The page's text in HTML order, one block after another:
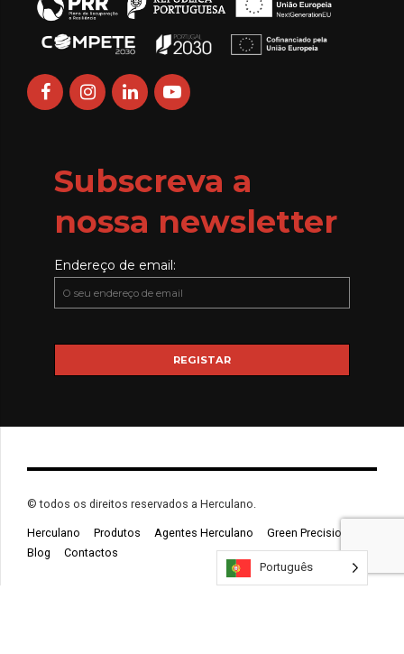
Subscreva a
nossa newsletter
Endereço de email:
© todos os direitos reservados a Herculano.
Herculano Produtos Agentes Herculano
Green Precision
Blog
Contactos
Português